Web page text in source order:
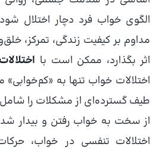
دسته‌بندی
تست‌ها
الگوی خواب فرد دچار اختلال
مداوم بر کیفیت زندگی، تمرکز،
اثر بگذارد، ممکن است با
اختلالات خواب تنها به
طیف گسترده‌ای از مشکلات را
از سخت به خواب رفتن و بیدار
اختلالات تنفسی در خواب،